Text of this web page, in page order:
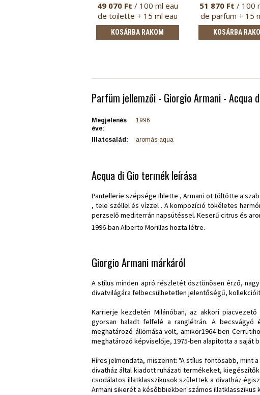
49 070 Ft / 100 ml eau
de toilette + 15 ml eau
de …
KOSÁRBA RAKOM
51 870 Ft / 100
de parfum + 15
de pa…
KOSÁRBA
Parfüm jellemzői - Giorgio Armani - Acqua
Megjelenés
éve:
1996
Illatcsalád: aromás-aqua
Acqua di Gio termék leírása
Pantellerie szépsége ihlette , Armani ot töltötte a
, tele széllel és vízzel . A kompozíció tökéletes
perzselő mediterrán napsütéssel. Keserű citrus és
1996-ban Alberto Morillas hozta létre.
Giorgio Armani márkáról
A stílus minden apró részletét ösztönösen érző,
divatvilágára felbecsülhetetlen jelentőségű,
Karrierje kezdetén Milánóban, az akkori
gyorsan haladt felfelé a ranglétrán. A becsvágyó
meghatározó állomása volt, amikor1964-ben
meghatározó képviselője, 1975-ben alapította a saját
Híres jelmondata, miszerint: "A stílus fontosabb, mint
divatház által kiadott ruházati termékeket,
csodálatos illatklasszikusok születtek a divatház
Armani sikerét a későbbiekben számos